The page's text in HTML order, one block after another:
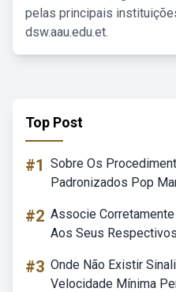
pelas principais
dsw.aau.edu.et.
Top Post
#1 Sobre Os
Padronizados Pop
#2 Associe
Aos Seus
#3 Onde Não Existir
Velocidade Mínima